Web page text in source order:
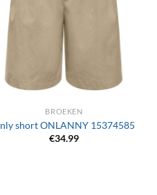
BROEKEN
short ONLANNY 15374585
€34.99